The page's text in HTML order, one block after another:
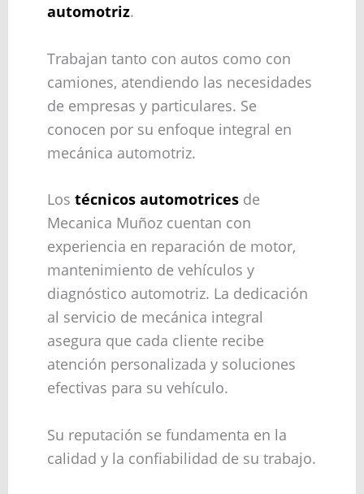
automotriz.
Trabajan tanto con autos como con
camiones, atendiendo las necesidades
de empresas y particulares. Se
conocen por su enfoque integral en
mecánica automotriz.
Los técnicos automotricesde
Mecanica Muñoz cuentan con
experiencia en reparación de motor,
mantenimiento de vehículos y
diagnóstico automotriz. La dedicación
al servicio de mecánica integral
asegura que cada cliente recibe
atención personalizada y soluciones
efectivas para su vehículo.
Su reputación se fundamenta en la
calidad y la confiabilidad de su trabajo.